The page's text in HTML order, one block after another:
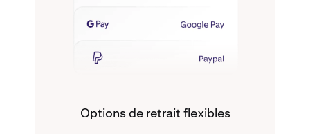
Options de retrait flexibles